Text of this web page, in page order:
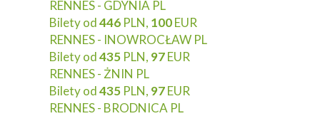
RENNES - GDYNIA PL
Bilety od446 PLN, 100EUR
RENNES - INOWROCŁAW PL
Bilety od435 PLN, 97EUR
RENNES - ŻNIN PL
Bilety od435 PLN, 97EUR
RENNES - BRODNICA PL